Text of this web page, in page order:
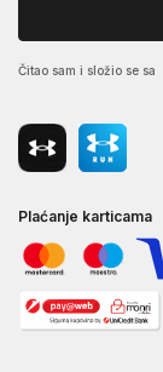
Čitao sam i složio se sa
Plaćanje karticama